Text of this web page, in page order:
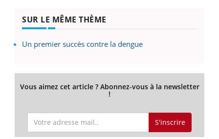
SUR LE MÊME THÈME
Un premier succès contre la dengue
Vous aimez cet article ? Abonnez-vous à la newsletter
!
S'inscrire